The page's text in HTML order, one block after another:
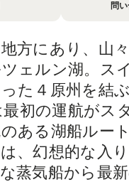
About
問
い
合
わ
せ
問
方にあり、山
ェルン湖。ス
た４原州を結ぶ
初の運航がス
ある湖船ルー
、幻想的な入
蒸気船から最